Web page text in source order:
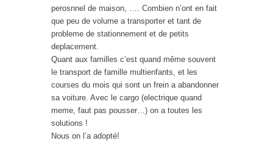
perosnnel de maison, …. Combien n’ont en fait
que peu de volume a transporter et tant de
probleme de stationnement et de petits
deplacement.
Quant aux familles c’est quand même souvent
le transport de famille multienfants, et les
courses du mois qui sont un frein a abandonner
sa voiture. Avec le cargo (electrique quand
meme, faut pas pousser…) on a toutes les
solutions !
Nous on l’a adopté!